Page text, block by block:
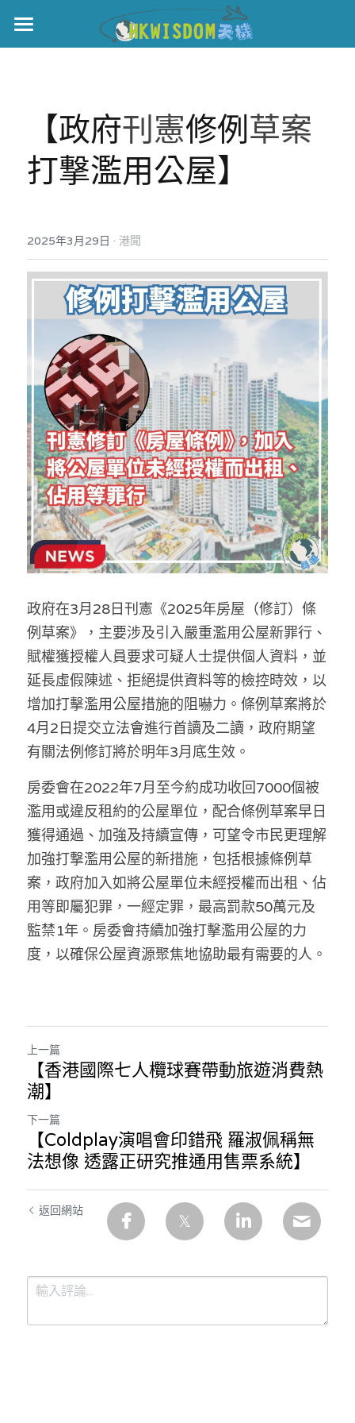
主頁
伊美戰爭
黎智英案
美西媒體謊言實錄
宏福‧革新
宏福苑聽證會
宏福火災正視聽
記錄．宏福苑火災
港聞
中國
國際
娛樂
反華推手你要知
反華推手懶人包
民主派騙案十式
反華推手起底
美西霸凌內幕
美西極權主義
真相直擊
極端暴恐實錄
KOL 專欄
林淑芳專欄
屈穎妍專欄
朱庭萱專欄
莫綺琪專欄
黃萬成專欄
招國偉專欄
高松傑專欄
林伯強專欄
馮煒光專欄
趙處機專欄
KOL 精選
大衛sir專欄
曾子晴 - 晴深直說
龔靜儀大律師專欄
羅浚軒專欄
汪明欣專欄
張美雄專欄
莊豪鋒專欄
香港科技專上書院｜專欄
絕密法庭檔案
醫院口岸爆炸案
屠龍小隊案
黎智英案審訊
支聯會案
35+顛覆案
生活
吃喝玩指南
休閒好介紹
親子
花生仔漫畫週記
關於我們
人才招聘
投稿熱線
商戶合作
支持讚助
條款及細則
關於我們
搜索
繁體中文
繁體中文
English
【政府刊憲修例草案
打撃濫用公屋】
2025年3月29日 · 港聞
政府在3月28日刊憲《2025年房屋（修訂）條
例草案》，主要涉及引入嚴重濫用公屋新罪行、
賦權獲授權人員要求可疑人士提供個人資料，並
延長虛假陳述、拒絕提供資料等的檢控時效，以
增加打擊濫用公屋措施的阻嚇力。條例草案將於
4月2日提交立法會進行首讀及二讀，政府期望
有關法例修訂將於明年3月底生效。
房委會在2022年7月至今約成功收回7000個被
濫用或違反租約的公屋單位，配合條例草案早日
獲得通過、加強及持續宣傳，可望令市民更理解
加強打撃濫用公屋的新措施，包括根據條例草
案，政府加入如將公屋單位未經授權而出租、佔
用等即屬犯罪，一經定罪，最高罰款50萬元及
監禁1年。房委會持續加強打擊濫用公屋的力
度，以確保公屋資源聚焦地協助最有需要的人。
上一篇
【香港國際七人欖球賽帶動旅遊消費熱
潮】
下一篇
【Coldplay演唱會印錯飛 羅淑佩稱無
法想像 透露正研究推通用售票系統】
返回網站